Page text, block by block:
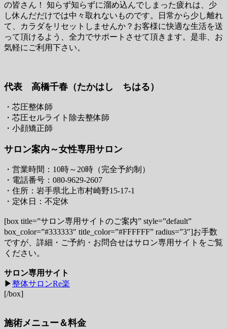
の皆さん！ 知らず知らずに溜め込んでしまった疲れは、少
し休んだだけでは中々取れないものです。日常から少し離れ
て、カラダをリセットしませんか？お客様に快適な生活を送
って頂けるよう、全力でサポートさせて頂きます。是非、お
気軽にご利用下さい。
代表 高橋千春（たかはし ちはる）
・芯圧整体師
・芯圧セルライト除去整体師
・小顔矯正師
サロン案内～女性専用サロン
・営業時間：10時～20時（完全予約制）
・電話番号：080-9629-2607
・住所：岩手県北上市村崎野15-17-1
・定休日：不定休
[box title=”サロン専用サイトのご案内” style=”default”
box_color=”#333333″ title_color=”#FFFFFF” radius=”3″]お手数
ですが、詳細・ご予約・お問合せはサロン専用サイトをご覧
ください。
サロン専用サイト
▶︎整体サロンRe楽
[/box]
施術メニュー＆料金